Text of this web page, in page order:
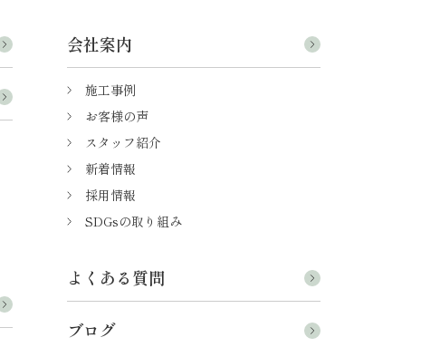
会社案内
施工事例
お客様の声
スタッフ紹介
新着情報
採用情報
SDGsの取り組み
よくある質問
ブログ